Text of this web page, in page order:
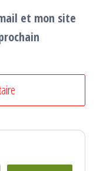
et mon site